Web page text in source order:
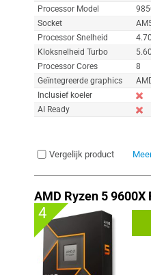
Processor Model
Socket
Processor Snelheid
Kloksnelheid Turbo
Processor Cores
8
Geïntegreerde graphics
Inclusief koeler
AI Ready
Vergelijk product
AMD Ryzen 5 9600X
4